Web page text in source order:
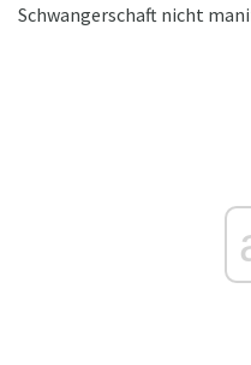
Schwangerschaft nicht